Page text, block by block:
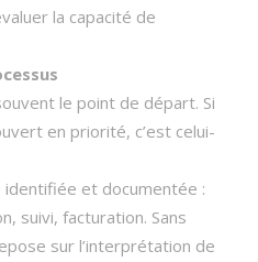
la capacité de
le point de départ. Si
en priorité, c’est celui-
et documentée :
suivi, facturation. Sans
sur l’interprétation de